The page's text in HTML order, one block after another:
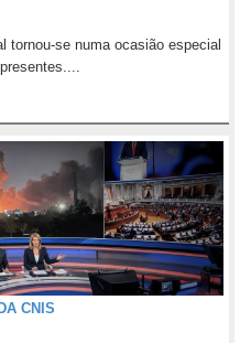
tornou-se numa ocasião especial
CNIS